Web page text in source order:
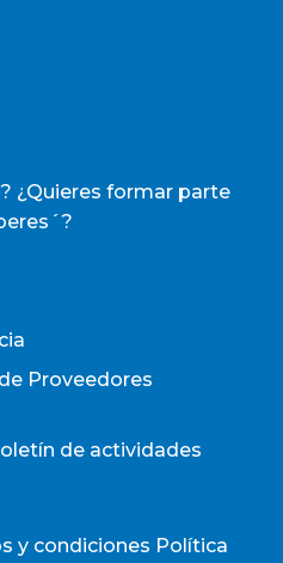
¿Quieres formar parte
Proveedores
de actividades
y condiciones Política